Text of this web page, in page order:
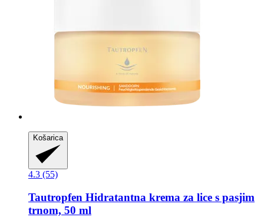
Košarica
4.3 (55)
Tautropfen Hidratantna krema za lice s pasjim
trnom, 50 ml